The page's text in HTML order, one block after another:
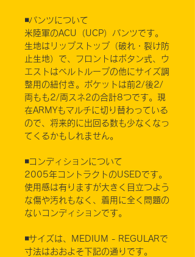
◾️パンツについて
米陸軍のACU（UCP）パンツです。
生地はリップストップ（破れ・裂け防
止生地）で、フロントはボタン式、ウ
エストはベルトループの他にサイズ調
整用の紐付き。ポケットは前2/後2/
両もも2/両スネ2の合計8つです。現
在ARMYもマルチに切り替わっている
ので、将来的に出回る数も少なくなっ
てくるかもしれません。
◾️コンディションについて
2005年コントラクトのUSEDです。
使用感は有りますが大きく目立つよう
な傷や汚れもなく、着用に全く問題の
ないコンディションです。
◾️サイズは、MEDIUM - REGULARで
寸法はおおよそ下記の通りです。